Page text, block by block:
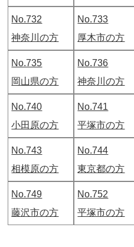
No.732
神奈川の方
No.733
厚木市の方
No.735
岡山県の方
No.736
神奈川の方
No.740
小田原の方
No.741
平塚市の方
No.743
相模原の方
No.744
東京都の方
No.749
藤沢市の方
No.752
平塚市の方